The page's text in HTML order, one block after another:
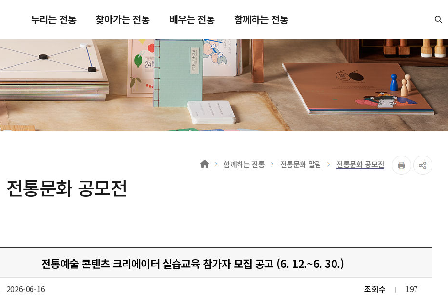
누리는 전통 찾아가는 전통 배우는 전통 함께하는 전통
전통문화 공모전
함께하는 전통 전통문화 알림 전통문화 공모전
전통예술 콘텐츠 크리에이터 실습교육 참가자 모집 공고 (6. 12.~6. 30.)
2026-06-16 조회수 197